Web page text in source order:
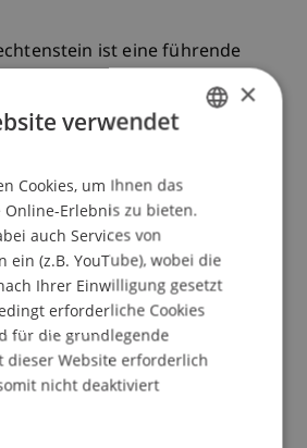
ist eine führende
Bodenseeregion.
persönliche Entfaltung und
bedeutender Ort kritischen
und eine
Zukunftsgestaltung. Sie
und ist ausgezeichnet
Forschung sind nach
auf höchstem Niveau.
Denken und Handeln auf
allen Bereichen zeichnet die
aus.
×
verwendet
Cookies, um Ihnen das
Online-Erlebnis zu bieten.
auch Services von
ein (z.B. YouTube), wobei die
Ihrer Einwilligung gesetzt
erforderliche Cookies
für die grundlegende
dieser Website erforderlich
nicht deaktiviert